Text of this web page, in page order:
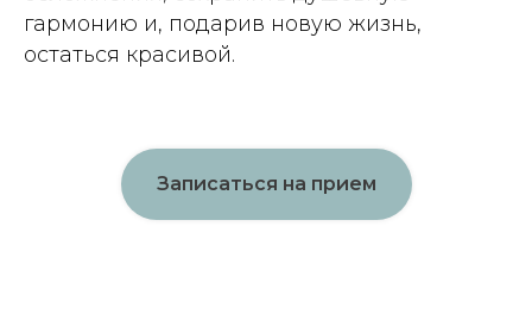
гармонию и, подарив новую жизнь,
остаться красивой.
Записаться на прием